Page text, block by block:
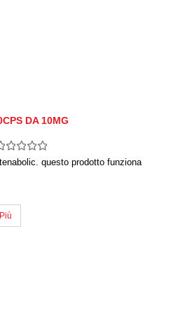
DA 10MG
questo prodotto funziona
Più